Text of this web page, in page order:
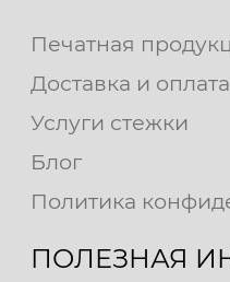
Печатная
Доставка и оплата
Услуги стежки
Блог
Политика
ПОЛЕЗНАЯ